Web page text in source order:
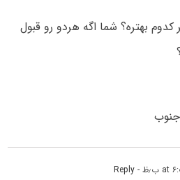
کدوم بهتره؟ شما اگه هردو رو قبول
- Reply